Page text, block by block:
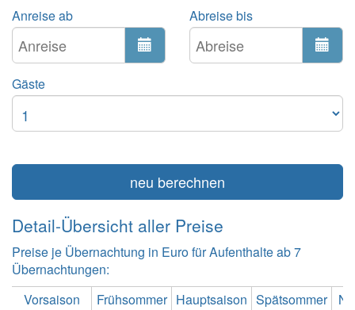
Anreise ab
Abreise bis
Gäste
neu berechnen
Detail-Übersicht aller Preise
Preise je Übernachtung in Euro für Aufenthalte ab 7
Übernachtungen:
Vorsaison
Frühsommer Hauptsaison Spätsommer